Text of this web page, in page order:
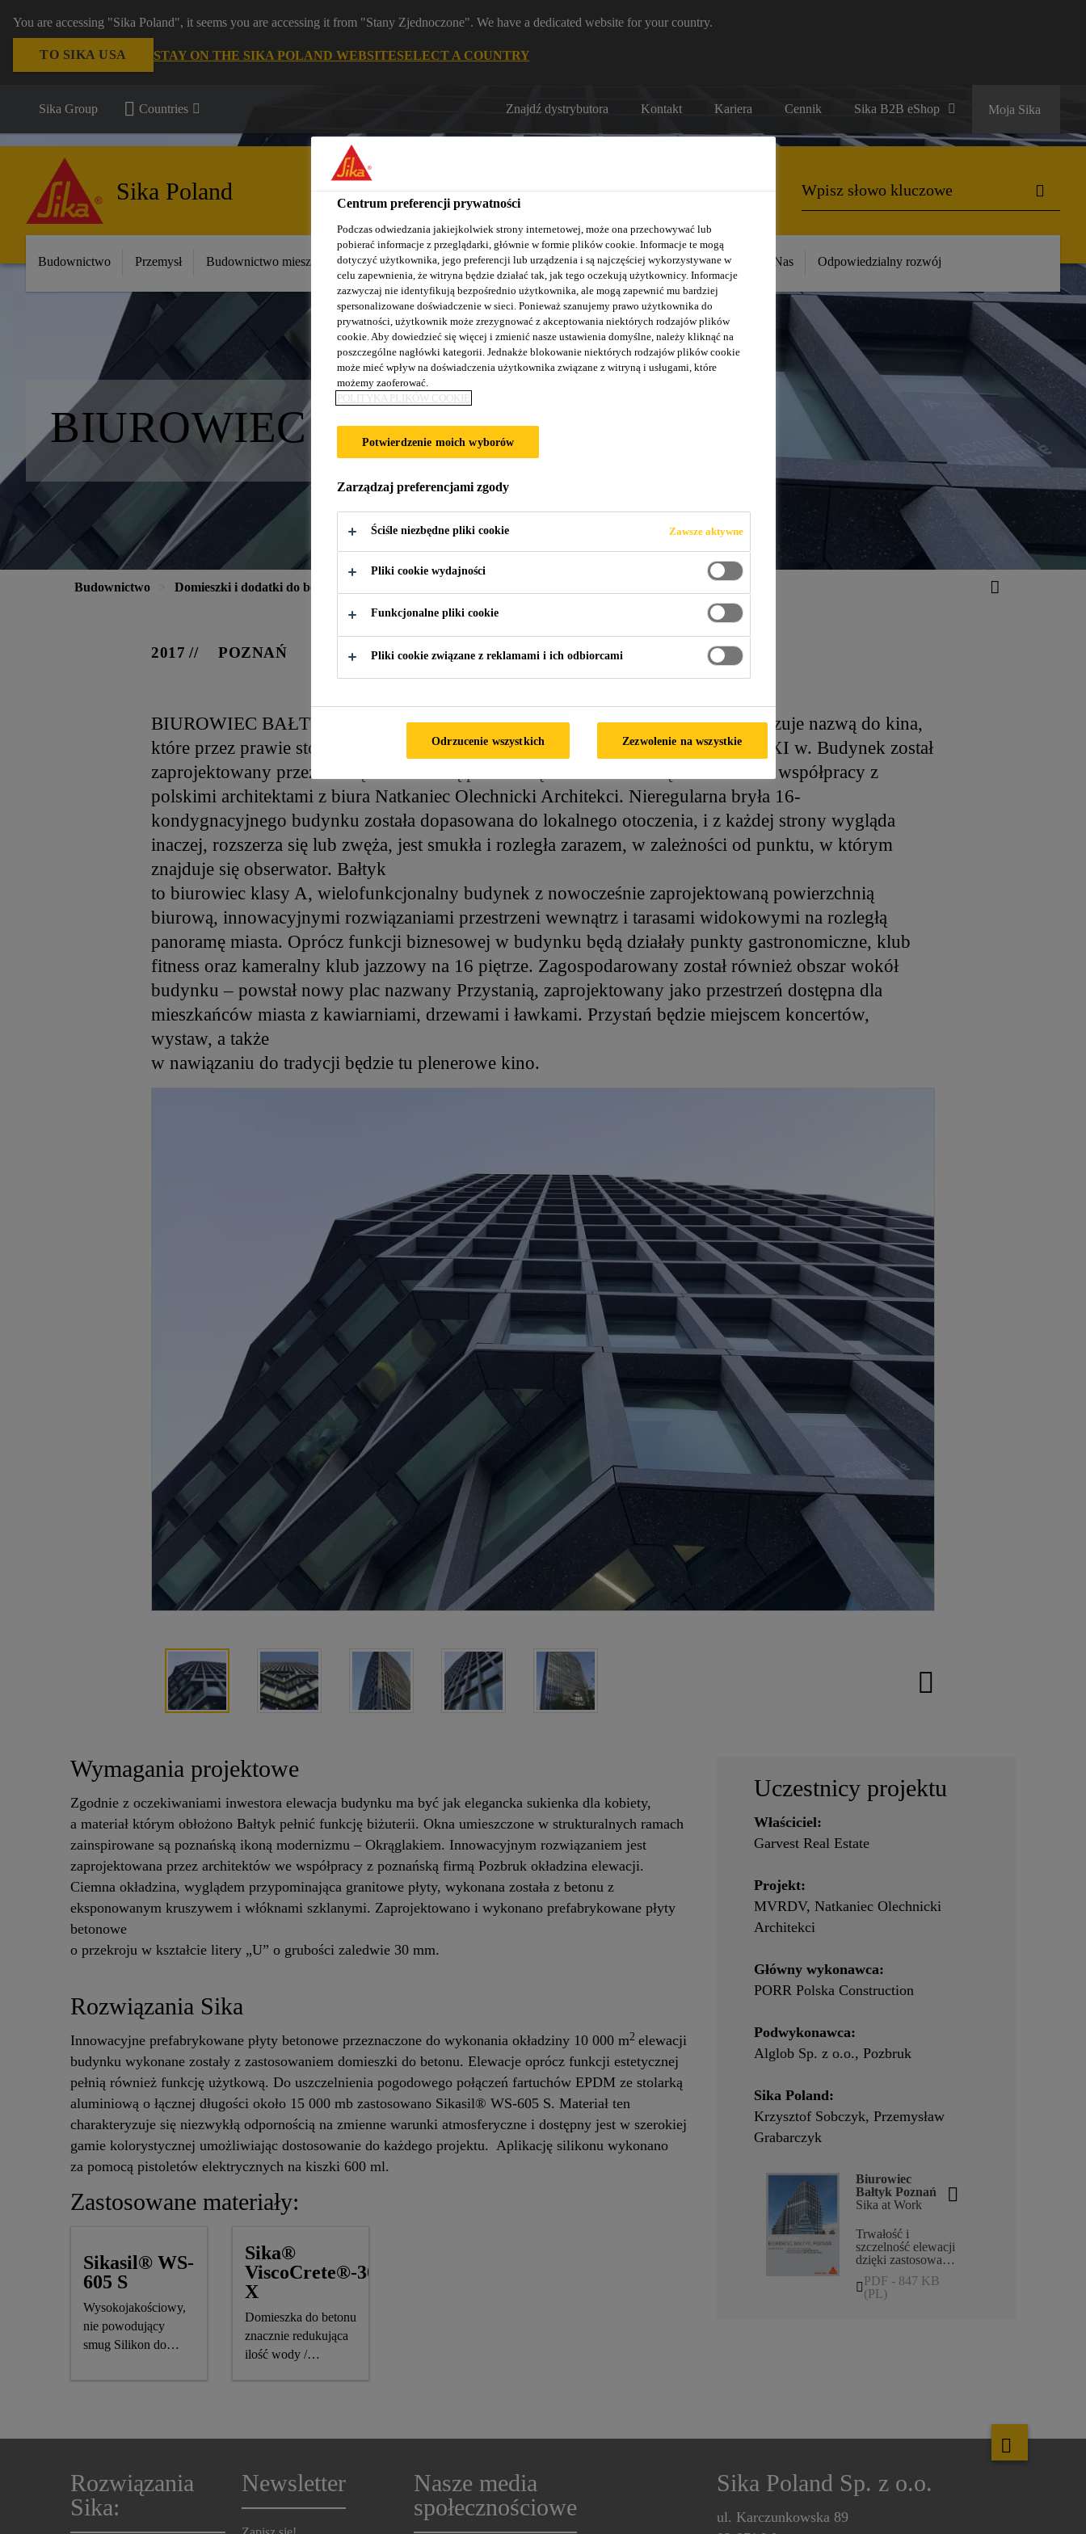
You are accessing "Sika Poland", it seems you are accessing it from "Stany Zjednoczone". We have a dedicated website for your country.
TO SIKA USA STAY ON THE SIKA POLAND WEBSITESELECT A COUNTRY
Sika Group Countries Znajdź dystrybutora Kontakt Kariera Cennik Sika B2B eShop Moja Sika
Sika Poland
Budownictwo Przemysł Budownictwo mieszkaniowe Nasze realizacje Baza wiedzy / Dokumentacja Szkolenia Sika O Nas Odpowiedzialny rozwój
BIUROWIEC BAŁTYK, POZNAŃ
Budownictwo Domieszki i dodatki do betonu
2017 POZNAŃ
BIUROWIEC BAŁTYK ZLOKALIZOWANY W CENTRUM POZNANIA nawiązuje nazwą do kina,
które przez prawie sto lat istniało w tym miejscu i zostało zburzone na początku XXI w. Budynek został
zaprojektowany przez znaną holenderską pracownię architektoniczną MVRDV we współpracy z
polskimi architektami z biura Natkaniec Olechnicki Architekci. Nieregularna bryła 16-
kondygnacyjnego budynku została dopasowana do lokalnego otoczenia, i z każdej strony wygląda
inaczej, rozszerza się lub zwęża, jest smukła i rozległa zarazem, w zależności od punktu, w którym
znajduje się obserwator. Bałtyk
to biurowiec klasy A, wielofunkcjonalny budynek z nowocześnie zaprojektowaną powierzchnią
biurową, innowacyjnymi rozwiązaniami przestrzeni wewnątrz i tarasami widokowymi na rozległą
panoramę miasta. Oprócz funkcji biznesowej w budynku będą działały punkty gastronomiczne, klub
fitness oraz kameralny klub jazzowy na 16 piętrze. Zagospodarowany został również obszar wokół
budynku – powstał nowy plac nazwany Przystanią, zaprojektowany jako przestrzeń dostępna dla
mieszkańców miasta z kawiarniami, drzewami i ławkami. Przystań będzie miejscem koncertów,
wystaw, a także
w nawiązaniu do tradycji będzie tu plenerowe kino.
Wymagania projektowe
Zgodnie z oczekiwaniami inwestora elewacja budynku ma być jak elegancka sukienka dla kobiety,
a materiał którym obłożono Bałtyk pełnić funkcję biżuterii. Okna umieszczone w strukturalnych ramach
zainspirowane są poznańską ikoną modernizmu – Okrąglakiem. Innowacyjnym rozwiązaniem jest
zaprojektowana przez architektów we współpracy z poznańską firmą Pozbruk okładzina elewacji.
Ciemna okładzina, wyglądem przypominająca granitowe płyty, wykonana została z betonu z
eksponowanym kruszywem i włóknami szklanymi. Zaprojektowano i wykonano prefabrykowane płyty
betonowe
o przekroju w kształcie litery „U” o grubości zaledwie 30 mm.
Rozwiązania Sika
Innowacyjne prefabrykowane płyty betonowe przeznaczone do wykonania okładziny 10 000 m2 elewacji
budynku wykonane zostały z zastosowaniem domieszki do betonu. Elewacje oprócz funkcji estetycznej
pełnią również funkcję użytkową. Do uszczelnienia pogodowego połączeń fartuchów EPDM ze stolarką
aluminiową o łącznej długości około 15 000 mb zastosowano Sikasil® WS-605 S. Materiał ten
charakteryzuje się niezwykłą odpornością na zmienne warunki atmosferyczne i dostępny jest w szerokiej
gamie kolorystycznej umożliwiając dostosowanie do każdego projektu. Aplikację silikonu wykonano
za pomocą pistoletów elektrycznych na kiszki 600 ml.
Zastosowane materiały:
Sikasil® WS-
605 S
Wysokojakościowy,
nie powodujący
smug Silikon do
pogodowych, z
Sika®
ViscoCrete®-3020
X
Domieszka do betonu
znacznie redukująca
ilość wody /
Uczestnicy projektu
Właściciel:
Garvest Real Estate
Projekt:
MVRDV, Natkaniec Olechnicki
Architekci
Główny wykonawca:
PORR Polska Construction
Podwykonawca:
Alglob Sp. z o.o., Pozbruk
Sika Poland:
Krzysztof Sobczyk, Przemysław
Grabarczyk
Biurowiec
Bałtyk Poznań
Sika at Work
Trwałość i
szczelność elewacji
dzięki zastosowaniu
uszczelniaczy Sika:
Sikasil WS-605 S,
PDF - 847 KB
(PL)
Rozwiązania
Sika:
Newsletter
Nasze media
społecznościowe
Sika Poland Sp. z o.o.
ul. Karczunkowska 89
Centrum preferencji prywatności
Podczas odwiedzania jakiejkolwiek strony internetowej, może ona przechowywać lub
pobierać informacje z przeglądarki, głównie w formie plików cookie. Informacje te mogą
dotyczyć użytkownika, jego preferencji lub urządzenia i są najczęściej wykorzystywane w
celu zapewnienia, że witryna będzie działać tak, jak tego oczekują użytkownicy. Informacje
zazwyczaj nie identyfikują bezpośrednio użytkownika, ale mogą zapewnić mu bardziej
spersonalizowane doświadczenie w sieci. Ponieważ szanujemy prawo użytkownika do
prywatności, użytkownik może zrezygnować z akceptowania niektórych rodzajów plików
cookie. Aby dowiedzieć się więcej i zmienić nasze ustawienia domyślne, należy kliknąć na
poszczególne nagłówki kategorii. Jednakże blokowanie niektórych rodzajów plików cookie
może mieć wpływ na doświadczenia użytkownika związane z witryną i usługami, które
możemy zaoferować.
POLITYKA PLIKÓW COOKIE
Potwierdzenie moich wyborów
Zarządzaj preferencjami zgody
Ściśle niezbędne pliki cookie Zawsze aktywne
Pliki cookie wydajności
Funkcjonalne pliki cookie
Pliki cookie związane z reklamami i ich odbiorcami
Odrzucenie wszystkich Zezwolenie na wszystkie